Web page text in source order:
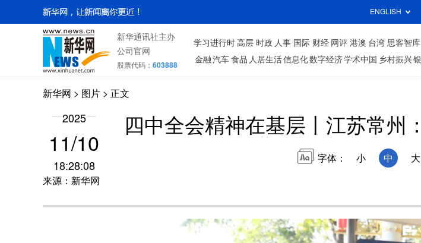
ENGLISH
新华通讯社主办
公司官网
股票代码： 603888
学习进行时 高层 时政 人事 国际 财经 网评 港澳 台湾 思客智库
金融 汽车 食品 人居生活信息化数字经济学术中国 乡村振兴
新华网 > 图片 > 正文
2025
11/10
18:28:08
来源：新华网
四中全会精神在基层丨江苏常州
字体： 小 中 大